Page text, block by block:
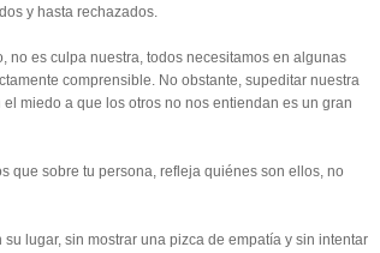
y hasta rechazados.
no es culpa nuestra, todos necesitamos en algunas
comprensible. No obstante, supeditar nuestra
miedo a que los otros no nos entiendan es un gran
que sobre tu persona, refleja quiénes son ellos, no
lugar, sin mostrar una pizca de empatía y sin intentar